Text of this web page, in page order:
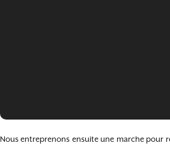
Nous entreprenons ensuite une marche pour